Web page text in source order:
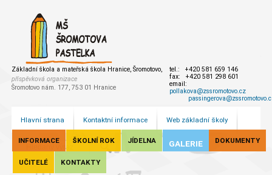
Základní škola a mateřská škola Hranice, Šromotovo,
příspěvková organizace
Šromotovo nám. 177, 753 01 Hranice
tel.: +420 581 659 146
fax: +420 581 298 601
email:
pollakova@zssromotovo.cz
Hlavní strana Kontaktní informace Web základní školy
INFORMACE ŠKOLNÍ ROK JÍDELNA GALERIE DOKUMENTY
UČITELÉ KONTAKTY